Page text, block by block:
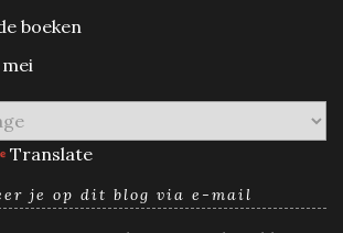
boeken
Translate
je op dit blog via e-mail